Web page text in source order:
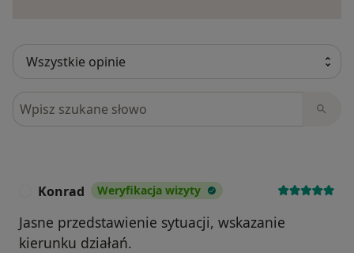
Szukaj w opiniach
Konrad Weryfikacja wizyty
Jasne przedstawienie sytuacji, wskazanie
kierunku działań.